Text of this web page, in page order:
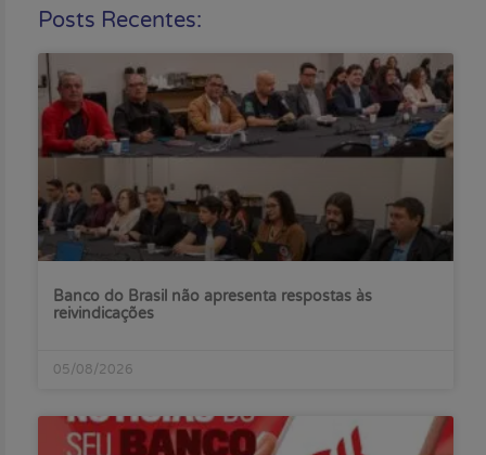
Posts Recentes:
Banco do Brasil não apresenta respostas às
reivindicações
05/08/2026